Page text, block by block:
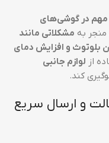
مهم در گوشی‌های
به مشکلاتی مانند
و افزایش دمای
از لوازم جانبی
کند.
و ارسال سریع